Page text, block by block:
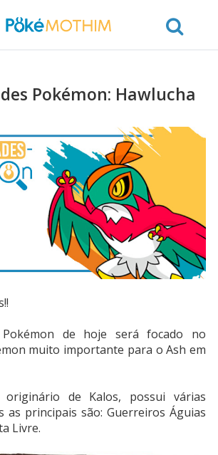
Pokémon: Hawlucha
Pokémon de hoje será focado no
muito importante para o Ash em
de Kalos, possui várias
as principais são: Guerreiros Águias
Livre.